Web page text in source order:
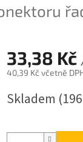
33,38 Kč
40,39 Kč včetně
cena:
Skladem